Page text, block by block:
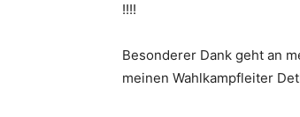
!!!!
Besonderer Dank geht an
meinen Wahlkampfleiter